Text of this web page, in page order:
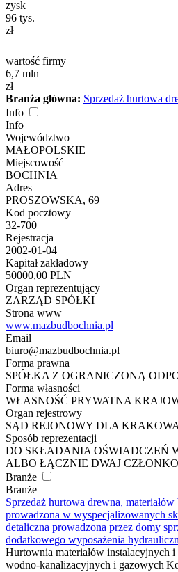
zysk
96 tys.
zł
wartość firmy
6,7 mln
zł
Branża główna: Sprzedaż hurtowa
Info
Info
Województwo
MAŁOPOLSKIE
Miejscowość
BOCHNIA
Adres
PROSZOWSKA, 69
Kod pocztowy
32-700
Rejestracja
2002-01-04
Kapitał zakładowy
50000,00 PLN
Organ reprezentujący
ZARZĄD SPÓŁKI
Strona www
www.mazbudbochnia.pl
Email
biuro@mazbudbochnia.pl
Forma prawna
SPÓŁKA Z OGRANICZONĄ
Forma własności
WŁASNOŚĆ PRYWATNA
Organ rejestrowy
SĄD REJONOWY DLA
Sposób reprezentacji
DO SKŁADANIA OŚWIADCZEŃ
ALBO ŁĄCZNIE DWAJ
Branże
Branże
Sprzedaż hurtowa drewna,
prowadzona w wyspecjalizowanych
detaliczna prowadzona przez domy
dodatkowego wyposażenia
Hurtownia materiałów instalacyjnych
wodno-kanalizacyjnych i gazowych